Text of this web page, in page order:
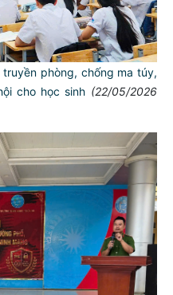
phòng, chống ma túy,
cho học sinh (22/05/2026